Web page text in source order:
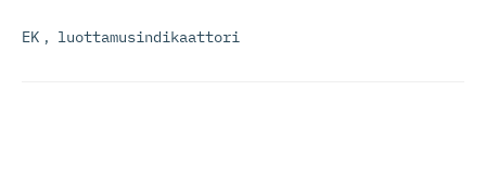
EK , luottamusindikaattori